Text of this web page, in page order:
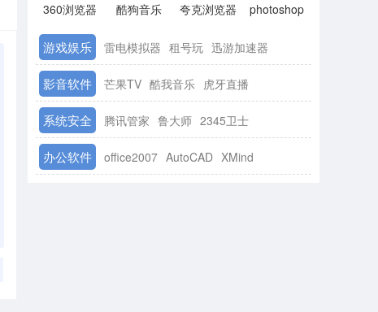
360浏览器 酷狗音乐 夸克浏览器 photoshop
游戏娱乐 雷电模拟器 租号玩 迅游加速器
影音软件 芒果TV 酷我音乐 虎牙直播
系统安全 腾讯管家 鲁大师 2345卫士
办公软件 office2007 AutoCAD XMind